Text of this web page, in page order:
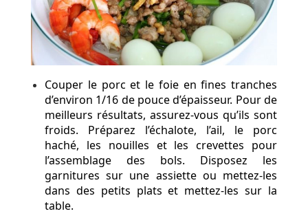
Couper le porc et le foie en fines tranches
d’environ 1/16 de pouce d’épaisseur. Pour de
meilleurs résultats, assurez-vous qu’ils sont
froids. Préparez l’échalote, l’ail, le porc
haché, les nouilles et les crevettes pour
l’assemblage des bols. Disposez les
garnitures sur une assiette ou mettez-les
dans des petits plats et mettez-les sur la
table.